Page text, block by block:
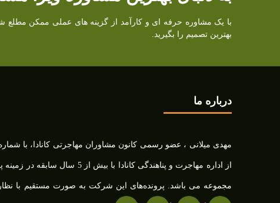
با یک مشاوره حرفه ای و کارآمد از گزینه های عملی ممکن مطلع
بهترین تصمیم را بگیرید.
درباره ما
از اداره مهاجرت و پناهندگی کانادا
مجموعه می باشد. پرونده‌های این شرکت به صورت مستقیم با نظارت